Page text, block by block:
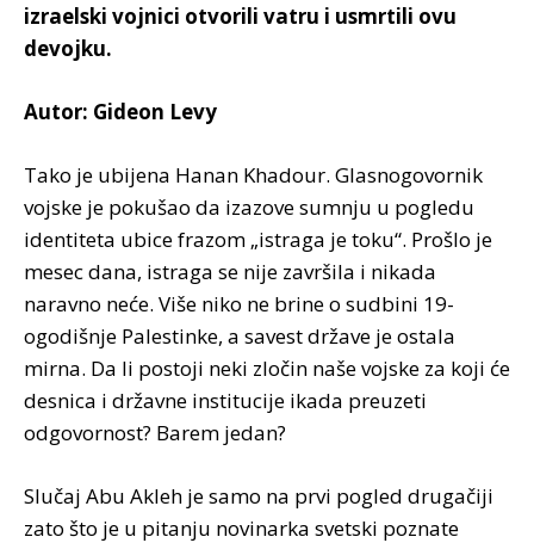
izraelski vojnici otvorili vatru i usmrtili ovu
devojku.
Autor: Gideon Levy
Tako je ubijena Hanan Khadour. Glasnogovornik
vojske je pokušao da izazove sumnju u pogledu
identiteta ubice frazom „istraga je toku“. Prošlo je
mesec dana, istraga se nije završila i nikada
naravno neće. Više niko ne brine o sudbini 19-
ogodišnje Palestinke, a savest države je ostala
mirna. Da li postoji neki zločin naše vojske za koji će
desnica i državne institucije ikada preuzeti
odgovornost? Barem jedan?
Slučaj Abu Akleh je samo na prvi pogled drugačiji
zato što je u pitanju novinarka svetski poznate